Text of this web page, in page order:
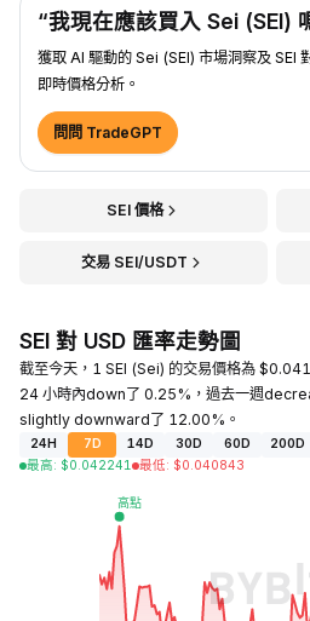
“我現在應該買入 Sei (SEI)
獲取 AI 驅動的 Sei (SEI) 市場洞察及 SEI
即時價格分析。
問問 TradeGPT
SEI 價格
交易 SEI/USDT
SEI 對 USD 匯率走勢圖
截至今天，1 SEI (Sei) 的交易價格為
24 小時內down了 0.25%，過去一週
slightly downward了 12.00%。
24H 7D 14D 30D 60D
200D
最高: $0.042241 最低: $0.040843